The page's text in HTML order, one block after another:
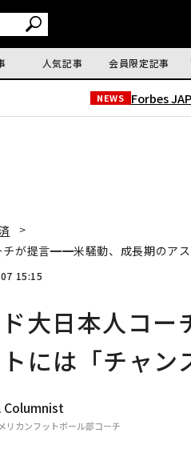
人気記事 会員限定記事
NEWS Forbes
チが提言━━米騒動、成長期のア
15:15
大日本人コ
には「チャン
Columnist
リカンフットボール部コーチ